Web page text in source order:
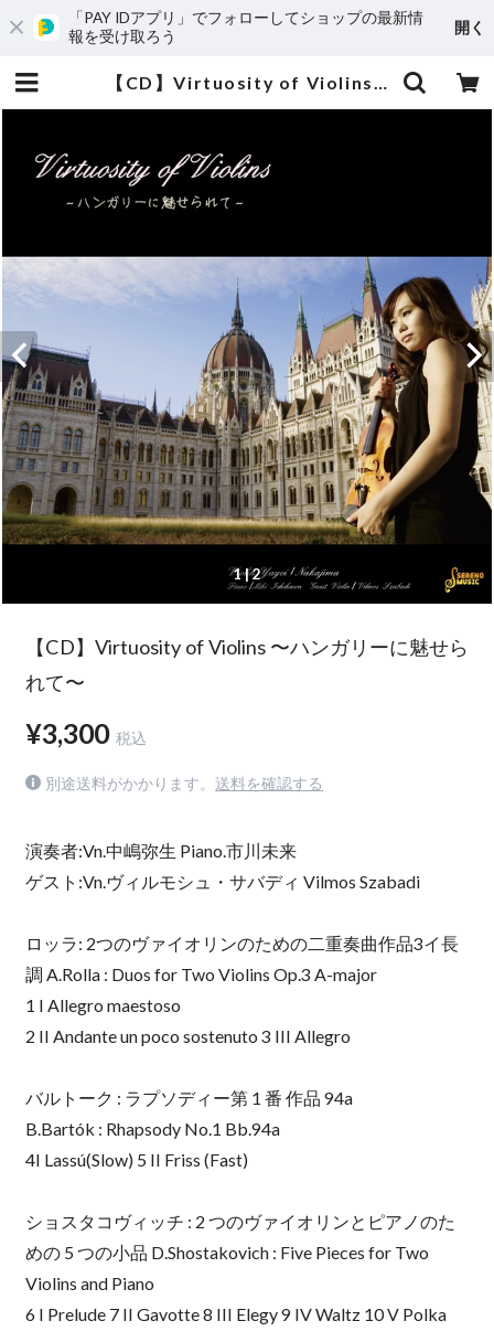
「PAY IDアプリ」でフォローしてショップの最新情
報を受け取ろう
開く
【CD】Virtuosity of Violins 〜ハンガリーに魅せられて〜 | Sereno Music セレーノミュージック
1| 2
【CD】Virtuosity of Violins 〜ハンガリーに魅せら
れて〜
¥3,300 税込
別途送料がかかります。 送料を確認する
演奏者:Vn.中嶋弥生 Piano.市川未来
ゲスト:Vn.ヴィルモシュ・サバディ Vilmos Szabadi
ロッラ: 2つのヴァイオリンのための二重奏曲作品3イ長
調 A.Rolla : Duos for Two Violins Op.3 A-major
1 I Allegro maestoso
2 II Andante un poco sostenuto 3 III Allegro
バルトーク : ラプソディー第 1 番 作品 94a
B.Bartók : Rhapsody No.1 Bb.94a
4I Lassú(Slow) 5 II Friss (Fast)
ショスタコヴィッチ : 2 つのヴァイオリンとピアノのた
めの 5 つの小品 D.Shostakovich : Five Pieces for Two
Violins and Piano
6 I Prelude 7 II Gavotte 8 III Elegy 9 IV Waltz 10 V Polka